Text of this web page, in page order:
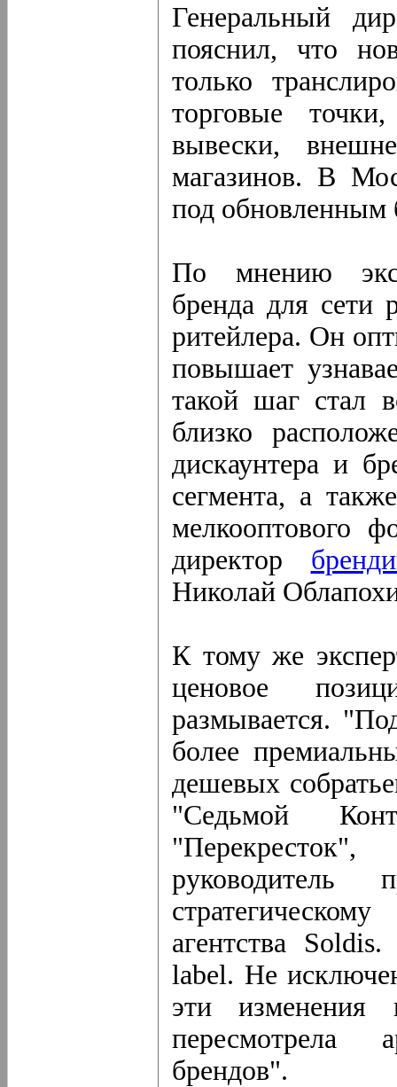
Генеральный
пояснил, что
только
торговые
вывески,
магазинов. В
под обновленным
По мнению
бренда для сети
ритейлера. Он
повышает
такой шаг стал
близко
дискаунтера и
сегмента, а
мелкооптового
директор
Николай
К тому же
ценовое
размывается.
более
дешевых
"Седьмой
агентства
label. Не
эти изменения
пересмотрела
брендов".